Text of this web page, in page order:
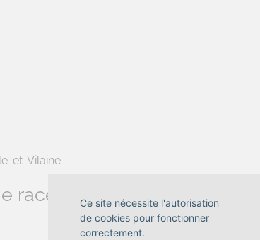
et-Vilaine
race British Shorthair -
Ce site nécessite l'autorisation
de cookies pour fonctionner
correctement.